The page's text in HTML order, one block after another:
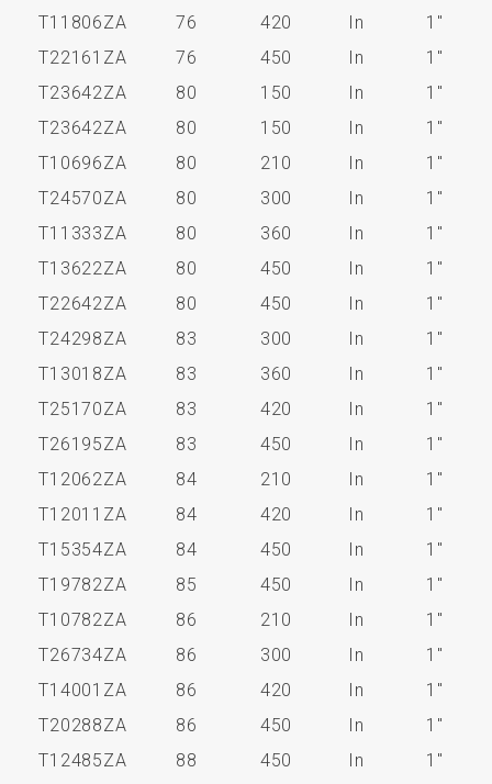
T11806ZA
76 420 In
1"
T22161ZA
76 450 In
1"
T23642ZA
80 150 In
1"
T23642ZA
80 150 In
1"
T10696ZA
80 210 In
1"
T24570ZA
80 300 In
1"
T11333ZA
80 360 In
1"
T13622ZA
80 450 In
1"
T22642ZA
80 450 In
1"
T24298ZA
83 300 In
1"
T13018ZA
83 360 In
1"
T25170ZA
83 420 In
1"
T26195ZA
83 450 In
1"
T12062ZA
84 210 In
1"
T12011ZA
84 420 In
1"
T15354ZA
84 450 In
1"
T19782ZA
85 450 In
1"
T10782ZA
86 210 In
1"
T26734ZA
86 300 In
1"
T14001ZA
86 420 In
1"
T20288ZA
86 450 In
1"
T12485ZA
88 450 In
1"